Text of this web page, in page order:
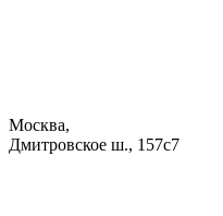
Москва,
Дмитровское ш., 157с7